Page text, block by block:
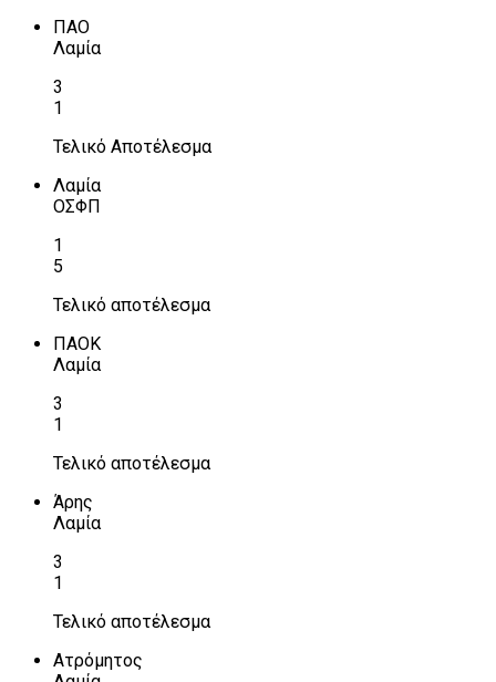
ΠΑΟ
Λαμία
3
1
Τελικό Αποτέλεσμα
Λαμία
ΟΣΦΠ
1
5
Τελικό αποτέλεσμα
ΠΑΟΚ
Λαμία
3
1
Τελικό αποτέλεσμα
Άρης
Λαμία
3
1
Τελικό αποτέλεσμα
Ατρόμητος